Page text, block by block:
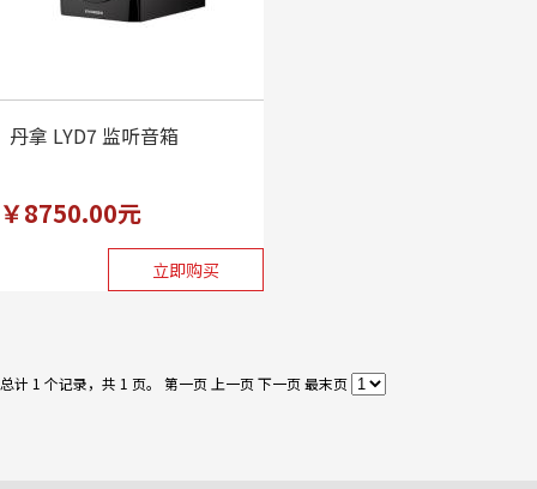
丹拿 LYD7 监听音箱
￥8750.00元
立即购买
总计 1 个记录，共 1 页。 第一页 上一页下一页最末页